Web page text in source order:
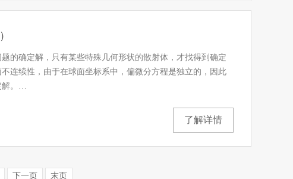
的确定解，只有某些特殊几何形状的散射体，才找得到确定
连续性，由于在球面坐标系中，偏微分方程是独立的，因此
。…
了解详情
下一页 末页